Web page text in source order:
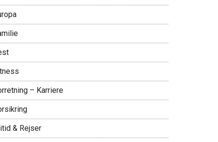
– Karriere
& Rejser